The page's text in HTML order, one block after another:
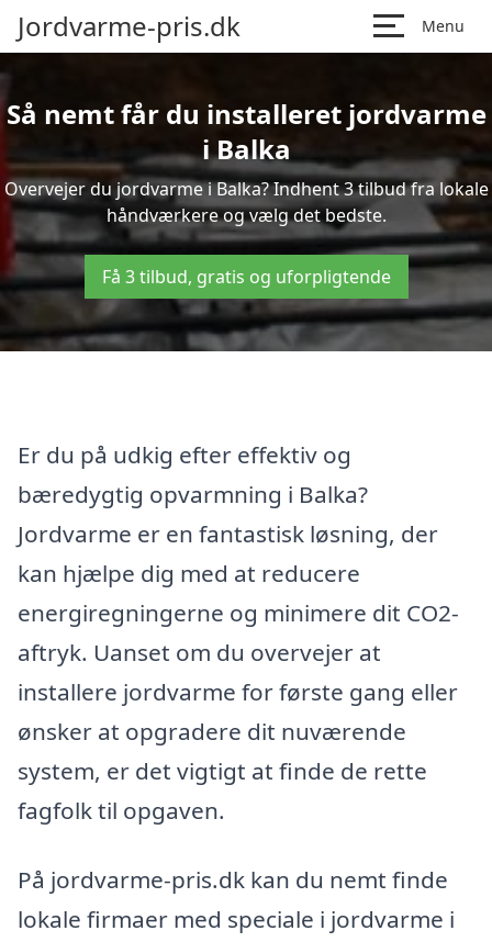
Jordvarme-pris.dk Menu
Så nemt får du installeret jordvarme
i Balka
Overvejer du jordvarme i Balka? Indhent 3 tilbud fra lokale
håndværkere og vælg det bedste.
Få 3 tilbud, gratis og uforpligtende
Er du på udkig efter effektiv og
bæredygtig opvarmning i Balka?
Jordvarme er en fantastisk løsning, der
kan hjælpe dig med at reducere
energiregningerne og minimere dit CO2-
aftryk. Uanset om du overvejer at
installere jordvarme for første gang eller
ønsker at opgradere dit nuværende
system, er det vigtigt at finde de rette
fagfolk til opgaven.
På jordvarme-pris.dk kan du nemt finde
lokale firmaer med speciale i jordvarme i